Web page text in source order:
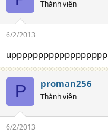
Thành viên
6/2/2013
upppppppppppppppppp
P proman256
Thành viên
6/2/2013